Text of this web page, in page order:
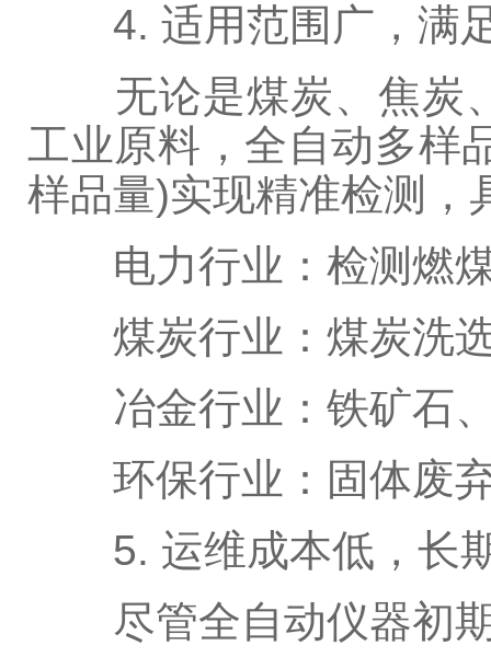
4. 适用范围广，满
无论是煤炭、焦炭、
工业原料，全自动多样
样品量)实现精准检测，
电力行业：检测燃煤
煤炭行业：煤炭洗选
冶金行业：铁矿石、
环保行业：固体废弃
5. 运维成本低，长
尽管全自动仪器初期